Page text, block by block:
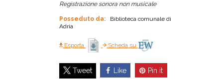
Registrazione sonora non musicale
Posseduto da:
Biblioteca comunale di
Adria
Esporta Scheda su
Tweet Like Pin it